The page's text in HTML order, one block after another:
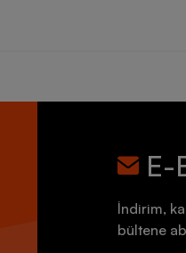
E-
İndirim,
bültene